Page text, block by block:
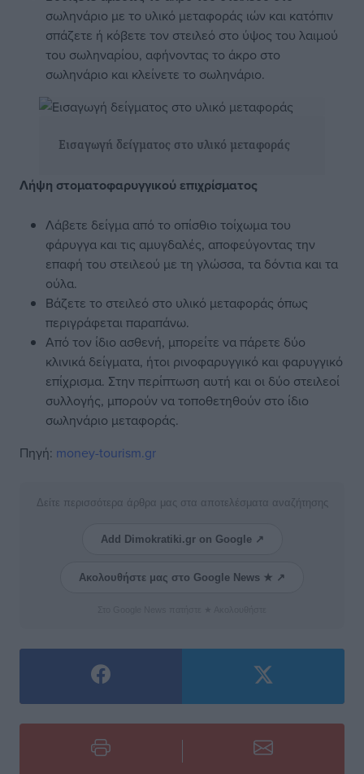
σωληνάριο με το υλικό μεταφοράς ιών και κατόπιν
σπάζετε ή κόβετε τον στειλεό στο ύψος του λαιμού
του σωληναρίου, αφήνοντας το άκρο στο
σωληνάριο και κλείνετε το σωληνάριο.
Εισαγωγή δείγματος στο υλικό μεταφοράς
Λήψη στοματοφαρυγγικού επιχρίσματος
Λάβετε δείγμα από το οπίσθιο τοίχωμα του
φάρυγγα και τις αμυγδαλές, αποφεύγοντας την
επαφή του στειλεού με τη γλώσσα, τα δόντια και τα
ούλα.
Βάζετε το στειλεό στο υλικό μεταφοράς όπως
περιγράφεται παραπάνω.
Από τον ίδιο ασθενή, μπορείτε να πάρετε δύο
κλινικά δείγματα, ήτοι ρινοφαρυγγικό και φαρυγγικό
επίχρισμα. Στην περίπτωση αυτή και οι δύο στειλεοί
συλλογής, μπορούν να τοποθετηθούν στο ίδιο
σωληνάριο μεταφοράς.
Πηγή: money-tourism.gr
Δείτε περισσότερα άρθρα μας στα αποτελέσματα αναζήτησης
Add Dimokratiki.gr on Google ↗
Ακολουθήστε μας στο Google News ★ ↗